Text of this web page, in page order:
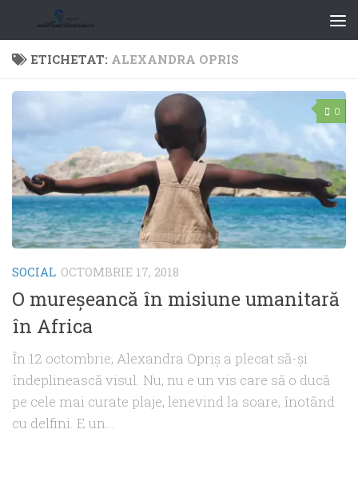
ETICHETAT: ALEXANDRA OPRIS
0
SOCIAL OCTOMBRIE 17, 2018
O mureşeancă în misiune umanitară
în Africa
În 12 octombrie, Alexandra Opriş a plecat să-şi
îndeplinească visul. Nu, nu e un vis care să o ducă
pe cele mai curate plaje, lenevind la soare, înotând
cu delfini. E un...